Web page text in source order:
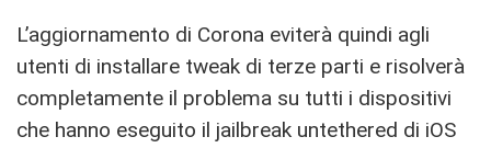
L’aggiornamento di Corona eviterà quindi agli
utenti di installare tweak di terze parti e risolverà
completamente il problema su tutti i dispositivi
che hanno eseguito il jailbreak untethered di iOS